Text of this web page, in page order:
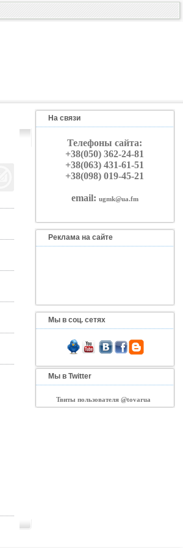
На связи
Телефоны сайта:
+38(050) 362-24-81
+38(063) 431-61-51
+38(098) 019-45-21
email: ugmk@ua.fm
Реклама на сайте
Мы в соц. сетях
Мы в Twitter
Твиты пользователя @tovarua